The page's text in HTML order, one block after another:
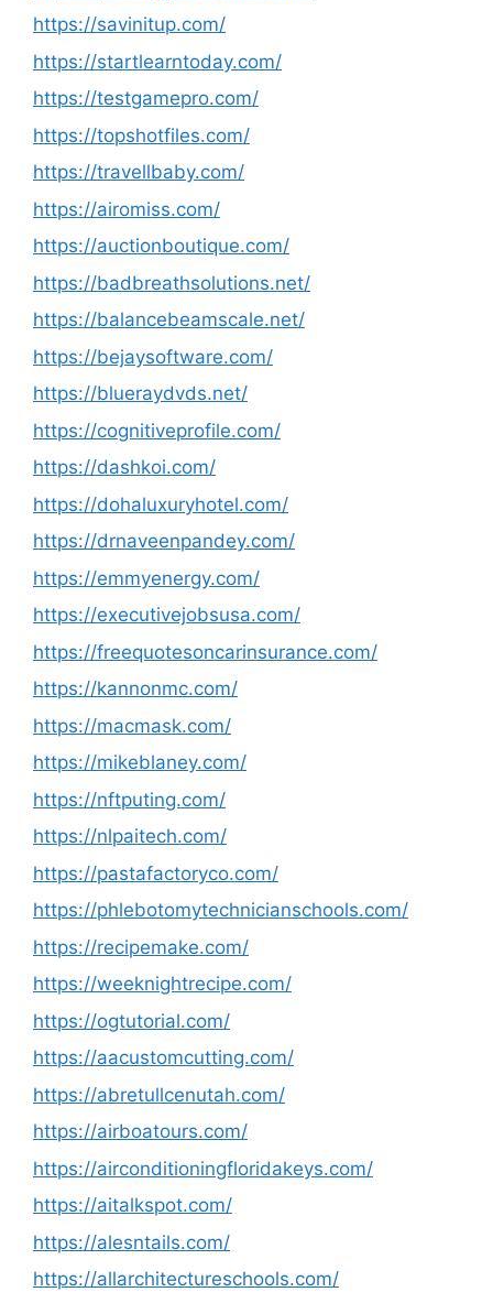
https://savinitup.com/
https://startlearntoday.com/
https://testgamepro.com/
https://topshotfiles.com/
https://travellbaby.com/
https://airomiss.com/
https://auctionboutique.com/
https://badbreathsolutions.net/
https://balancebeamscale.net/
https://bejaysoftware.com/
https://blueraydvds.net/
https://cognitiveprofile.com/
https://dashkoi.com/
https://dohaluxuryhotel.com/
https://drnaveenpandey.com/
https://emmyenergy.com/
https://executivejobsusa.com/
https://freequotesoncarinsurance.com/
https://kannonmc.com/
https://macmask.com/
https://mikeblaney.com/
https://nftputing.com/
https://nlpaitech.com/
https://pastafactoryco.com/
https://phlebotomytechnicianschools.com/
https://recipemake.com/
https://weeknightrecipe.com/
https://ogtutorial.com/
https://aacustomcutting.com/
https://abretullcenutah.com/
https://airboatours.com/
https://airconditioningfloridakeys.com/
https://aitalkspot.com/
https://alesntails.com/
https://allarchitectureschools.com/